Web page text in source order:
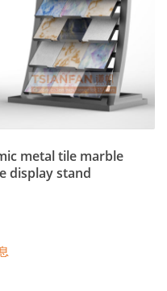
metal tile marble
display stand